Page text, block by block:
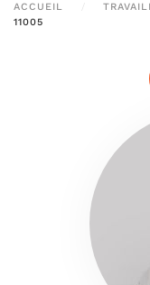
ACCUEIL
11005